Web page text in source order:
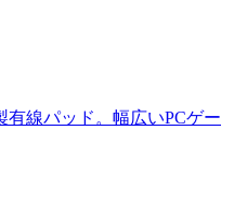
有線パッド。幅広いPCゲー